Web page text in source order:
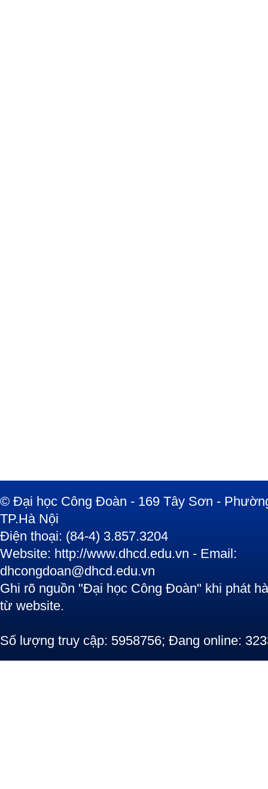
© Đại học Công Đoàn - 169 Tây Sơn -
TP.Hà Nội
Điện thoại: (84-4) 3.857.3204
Website: http://www.dhcd.edu.vn - Email:
dhcongdoan@dhcd.edu.vn
Ghi rõ nguồn "Đại học Công Đoàn" khi phát
từ website.
Số lượng truy cập: 5958756; Đang online: